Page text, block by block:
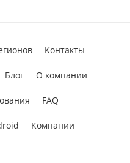
Контакты
Блог О компании
FAQ
Компании